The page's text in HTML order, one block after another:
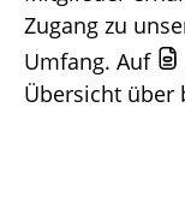
Zugang zu
Umfang. Auf
Übersicht über